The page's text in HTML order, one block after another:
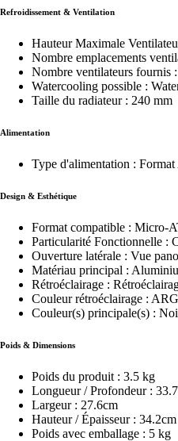
Refroidissement & Ventilation
Hauteur Maximale
Nombre emplacements
Nombre ventilateurs fournis
Watercooling possible :
Taille du radiateur : 240 mm
Alimentation
Type d'alimentation :
Design & Esthétique
Format compatible : Micro-
Particularité Fonctionnelle :
Ouverture latérale : Vue
Matériau principal :
Rétroéclairage :
Couleur rétroéclairage :
Couleur(s) principale(s) :
Poids & Dimensions
Poids du produit : 3.5 kg
Longueur / Profondeur :
Largeur : 27.6cm
Hauteur / Épaisseur : 34.2cm
Poids avec emballage : 5 kg